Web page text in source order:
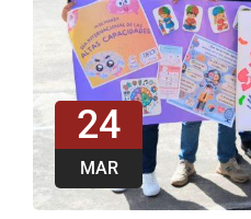
24
MAR